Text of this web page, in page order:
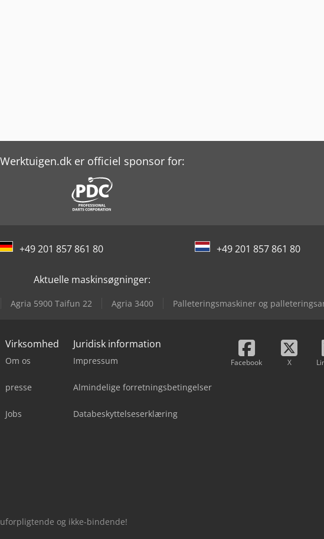
Werktuigen.dk er officiel sponsor for:
+49 201 857 861 80 +49 201 857 861 80
Aktuelle maskinsøgninger:
Agria 5900 Taifun 22 Agria 3400 Palleteringsmaskiner og
Virksomhed
Om os
presse
Jobs
Juridisk information
Impressum
Almindelige forretningsbetingelser
Databeskyttelseserklæring
Facebook X
og ikke-bindende!